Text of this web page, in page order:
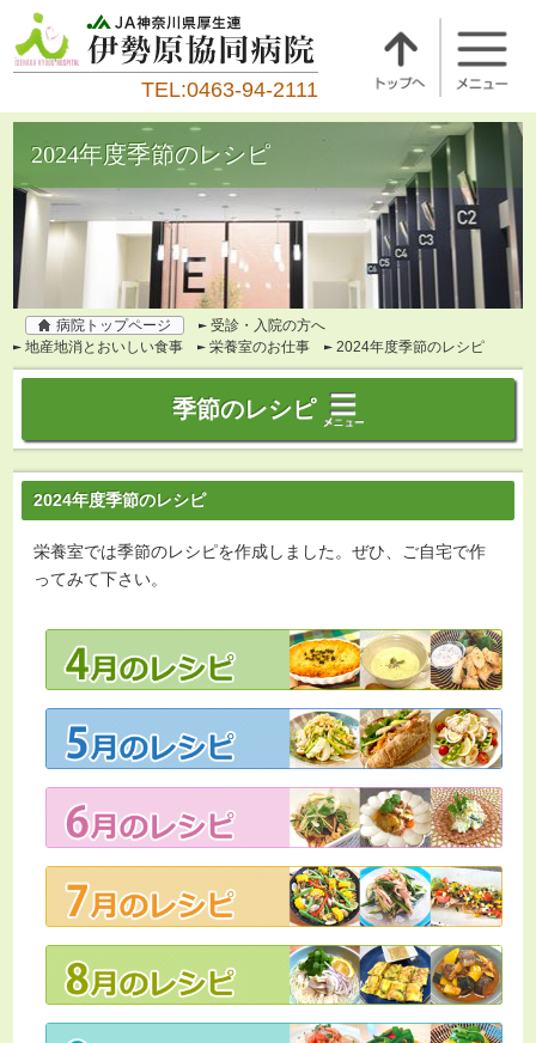
TEL:0463-94-2111
2024年度季節のレシピ
病院トップページ
受診・入院の方へ
地産地消とおいしい食事
栄養室のお仕事 2024年度季節のレシピ
季節のレシピ
2024年度季節のレシピ
栄養室では季節のレシピを作成しました。ぜひ、ご自宅で作
ってみて下さい。